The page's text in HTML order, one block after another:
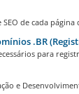
de cada página
.BR
para
e